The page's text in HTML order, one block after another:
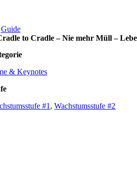
Guide
to Cradle – Nie mehr Müll –
& Keynotes
#1 , Wachstumsstufe #2